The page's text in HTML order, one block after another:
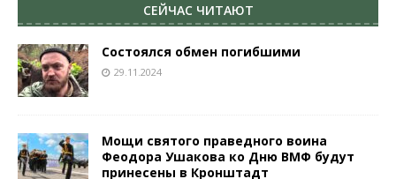
СЕЙЧАС ЧИТАЮТ
Состоялся обмен погибшими
29.11.2024
Мощи святого праведного воина
Феодора Ушакова ко Дню ВМФ будут
принесены в Кронштадт